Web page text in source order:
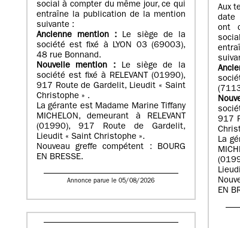
social à compter du même jour, ce qui
entraîne la publication de la mention
suivante :
Ancienne mention : Le siège de la
société est fixé à LYON 03 (69003),
48 rue Bonnand.
Nouvelle mention :
Le siège de la
société est fixé à RELEVANT (01990),
917 Route de Gardelit, Lieudit « Saint
Christophe » .
La gérante est Madame Marine Tiffany
MICHELON, demeurant à RELEVANT
(01990), 917 Route de Gardelit,
Lieudit « Saint Christophe ».
Nouveau greffe compétent : BOURG
EN BRESSE.
Annonce parue le 05/08/2026
Aux
date
ont
917
La
EN